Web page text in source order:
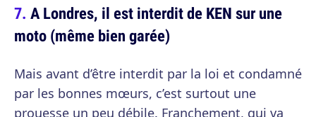
A Londres, il est interdit de KEN sur une
moto (même bien garée)
Mais avant d’être interdit par la loi et condamné
par les bonnes mœurs, c’est surtout une
prouesse un peu débile. Franchement, qui va